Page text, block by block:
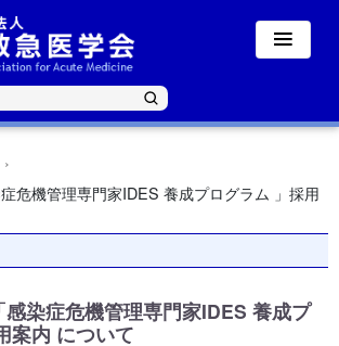
症危機管理専門家IDES 養成プログラム 」採用
感染症危機管理専門家IDES 養成プ
案内 について